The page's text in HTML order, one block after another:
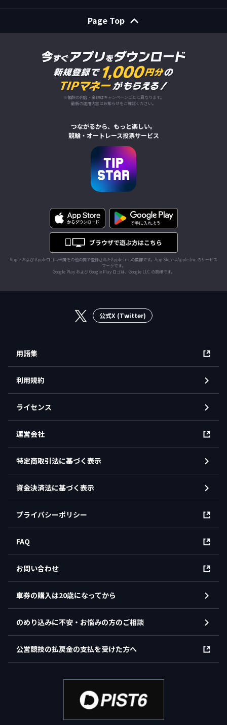
Page Top
※報酬の内容・金額はキャンペーンごとに異なります。
最新の適用内容はお知らせをご確認ください。
つながるから、もっと楽しい。
競輪・オートレース投票サービス
Apple および Appleロゴは米国その他の国で登録されたApple Inc.の商標です。App StoreはApple Inc.のサービス
マークです。
Google Play および Google Play ロゴは、Google LLC の商標です。
公式X (Twitter)
用語集
利用規約
ライセンス
運営会社
特定商取引法に基づく表示
資金決済法に基づく表示
プライバシーポリシー
FAQ
お問い合わせ
車券の購入は20歳になってから
のめり込みに不安・お悩みの方のご相談
公営競技の払戻金の支払を受けた方へ